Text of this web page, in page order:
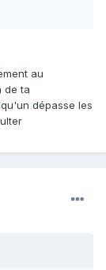
au
de ta
dépasse les